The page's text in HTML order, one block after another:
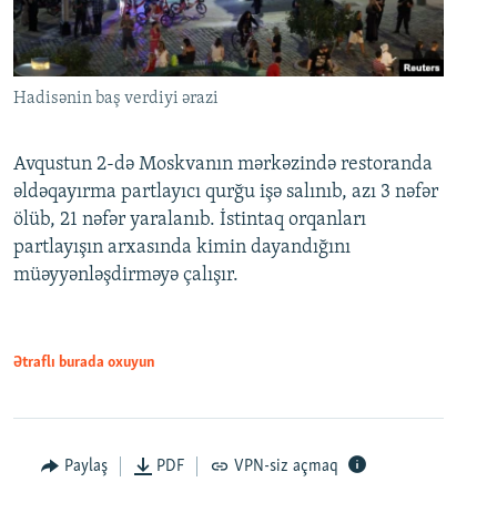
Hadisənin baş verdiyi ərazi
Avqustun 2-də Moskvanın mərkəzində restoranda
əldəqayırma partlayıcı qurğu işə salınıb, azı 3 nəfər
ölüb, 21 nəfər yaralanıb. İstintaq orqanları
partlayışın arxasında kimin dayandığını
müəyyənləşdirməyə çalışır.
Ətraflı burada oxuyun
Paylaş PDF VPN-siz açmaq